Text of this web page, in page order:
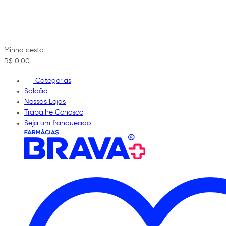
Minha cesta
R$ 0,00
Categorias
Saldão
Nossas Lojas
Trabalhe Conosco
Seja um franqueado